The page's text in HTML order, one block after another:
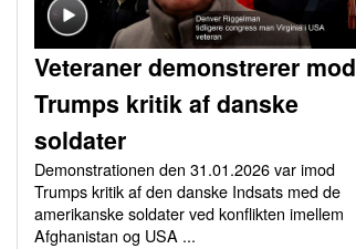
Veteraner demonstrerer mod
Trumps kritik af danske
soldater
Demonstrationen den 31.01.2026 var imod
Trumps kritik af den danske Indsats med de
amerikanske soldater ved konflikten imellem
Afghanistan og USA ...